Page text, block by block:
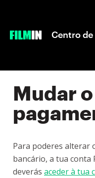
Centro de
Mudar
Para poderes alterar
bancário, a tua conta
deverás aceder à tua